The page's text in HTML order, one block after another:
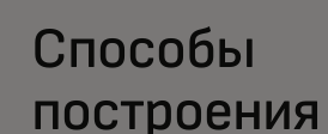
Способы
построения